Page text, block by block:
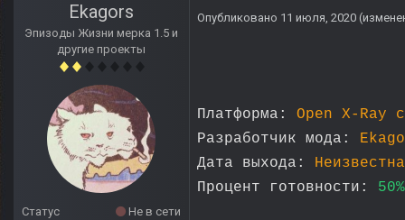
Ekagors
Эпизоды Жизни мерка 1.5 и
другие проекты
Статус
Не в сети
Опубликовано 11 июля, 2020
Платформа: Open X-Ray
Разработчик мода:
Дата выхода: Неизвестна
Процент готовности: 50%